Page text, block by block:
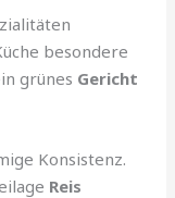
besondere
grünes Gericht
Konsistenz.
Reis